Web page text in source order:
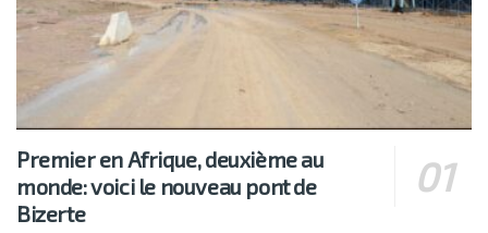
Premier en Afrique, deuxième au
monde: voici le nouveau pont de
Bizerte